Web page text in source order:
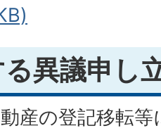
異議申し
産の登記移転